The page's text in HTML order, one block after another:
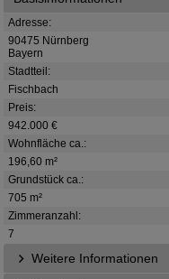
Adresse:
90475 Nürnberg
Bayern
Stadtteil:
Fischbach
Preis:
942.000 €
Wohnfläche ca.:
196,60 m²
Grundstück ca.:
705 m²
Zimmeranzahl:
7
Weitere Informationen